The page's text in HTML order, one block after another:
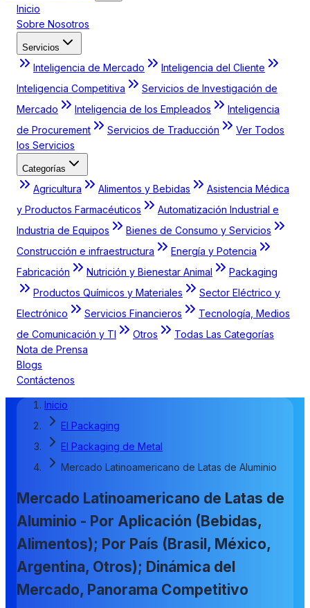
Inicio
Sobre Nosotros
Servicios
Inteligencia de Mercado
Inteligencia del Cliente
Inteligencia Competitiva
Servicios de Investigación de
Mercado
Inteligencia de los Empleados
Inteligencia
de Procurement
Servicios de Traducción
Ver Todos
los Servicios
Categorías
Agricultura Alimentos y Bebidas
Asistencia Médica
y Productos Farmacéuticos
Automatización Industrial e
Industria de Equipos
Bienes de Consumo y Servicios
Construcción e infraestructura
Energía y Potencia
Fabricación
Nutrición y Bienestar Animal
Packaging
Productos Químicos y Materiales
Sector Eléctrico y
Electrónico
Servicios Financieros
Tecnología, Medios
de Comunicación y TI
Otros
Todas Las Categorías
Nota de Prensa
Blogs
Contáctenos
Inicio
El Packaging
El Packaging de Metal
Mercado Latinoamericano de Latas de Aluminio
Mercado Latinoamericano de Latas de
Aluminio - Por Aplicación (Bebidas,
Alimentos); Por País (Brasil, México,
Argentina, Otros); Dinámica del
Mercado, Panorama Competitivo